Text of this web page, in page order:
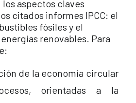
aspectos claves
citados informes IPCC: el
fósiles y el
renovables. Para
de la economía circular
orientadas a la